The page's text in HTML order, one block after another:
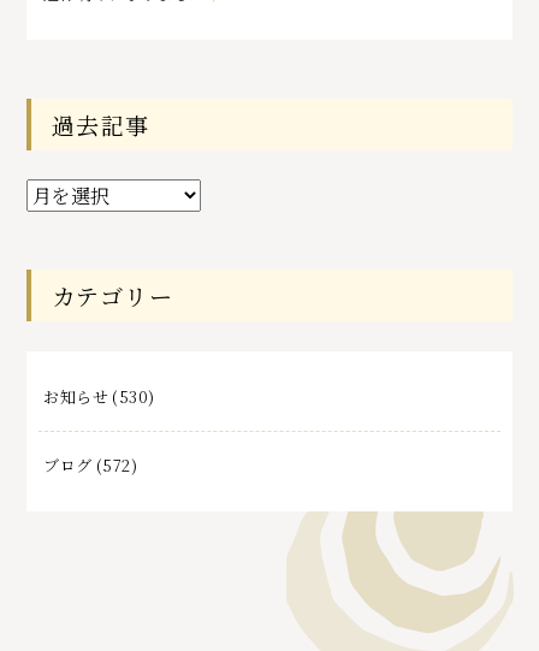
過去記事
過
去
事
カテゴリー
お知らせ (530)
ブログ (572)